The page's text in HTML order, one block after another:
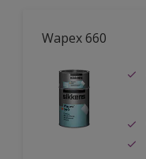
Wapex 660